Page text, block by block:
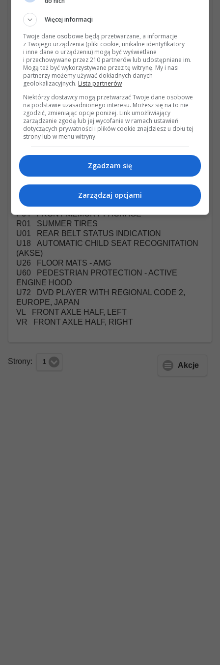
D0C No code designation available
D0D No code designation available
F207 MODEL SERIES 207
FC COUPE
G618 TRANSMISSION CODE VERSION 18
GA AUTOMATIC TRANSMISSION
HA REAR AXLE
J54 JOINT FLANGE VARIANT
K10 SOFTWARE CONTROL FOR STATIC CURVE
ILLUMINATION
K11 ADAPTIVE STOP LIGHT FLASHING
K14 CONTROL CODE FOR SERVICE INTERVAL
20000 KM
L LEFT-HAND STEERING
M010 EVO/VEHICLE UPGRADE ENGINES
M18 DISPLACEMENT 1.8 LITER
M271 R4-GASOLINE ENGINE M271
NA1 CONTROL CODE BREMEN PLANT
P35 LIGHT PACKAGE (FFO)
P54 THEFT PROTECTION PACKAGE
P64 FRONT MEMORY PACKAGE
R01 SUMMER TIRES
U01 REAR BELT STATUS INDICATION
U18 AUTOMATIC CHILD SEAT RECOGNITATION
(AKSE)
U26 FLOOR MATS - AMG
U60 PEDESTRIAN PROTECTION - ACTIVE
ENGINE HOOD
U72 DVD PLAYER WITH REGIONAL CODE 2,
EUROPE, JAPAN
VL FRONT AXLE HALF, LEFT
VR FRONT AXLE HALF, RIGHT
Strony: 1 Akcje
Więcej informacji
Twoje dane osobowe będą przetwarzane, a informacje
z Twojego urządzenia (pliki cookie, unikalne identyfikatory
i inne dane o urządzeniu) mogą być wyświetlane
i przechowywane przez 210 partnerów lub udostępniane im.
Mogą też być wykorzystywane przez tę witrynę. My i nasi
partnerzy możemy używać dokładnych danych
geolokalizacyjnych. Lista partnerów
Niektórzy dostawcy mogą przetwarzać Twoje dane osobowe
na podstawie uzasadnionego interesu. Możesz się na to nie
zgodzić, zmieniając opcje poniżej. Link umożliwiający
zarządzanie zgodą lub jej wycofanie w ramach ustawień
dotyczących prywatności i plików cookie znajdziesz u dołu tej
strony lub w menu witryny.
Zgadzam się
Zarządzaj opcjami